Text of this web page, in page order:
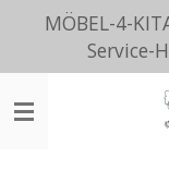
Zum
Hauptinhalt
springen
MÖBEL-4-
Service-